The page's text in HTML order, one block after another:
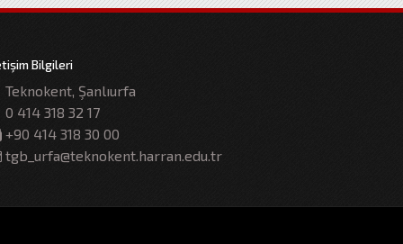
Bilgileri
Teknokent, Şanlıurfa
0 414 318 32 17
+90 414 318 30 00
tgb_urfa@teknokent.harran.edu.tr